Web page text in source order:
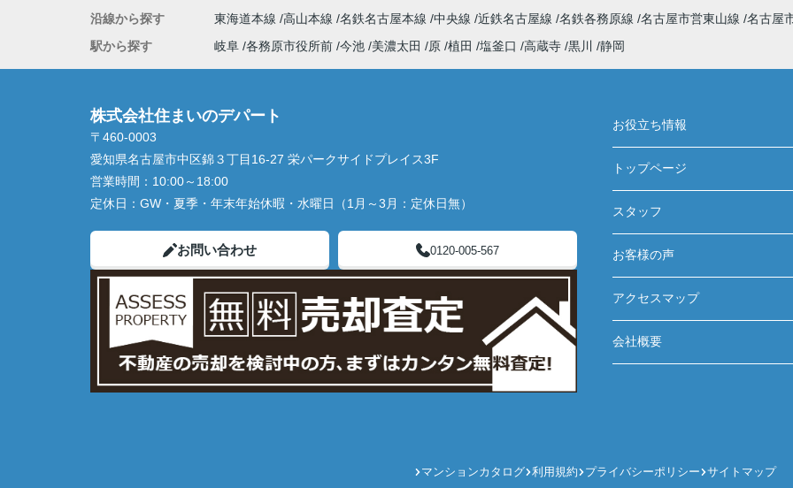
沿線から探す
東海道本線 高山本線 名鉄名古屋本線 中央線 近鉄名古屋線 名鉄各務原線 名古屋市営東山線 名古屋
駅から探す
岐阜 各務原市役所前 今池 美濃太田 原 植田 塩釜口 高蔵寺 黒川 静岡
株式会社住まいのデパート
〒460-0003
愛知県名古屋市中区錦３丁目16-27 栄パークサイドプレイス3F
営業時間： 10:00～18:00
定休日： GW・夏季・年末年始休暇・水曜日（1月～3月：定休日無）
お問い合わせ 0120-005-567
お役立ち情報
トップページ
スタッフ
お客様の声
アクセスマップ
会社概要
マンションカタログ 利用規約 プライバシーポリシー サイトマップ